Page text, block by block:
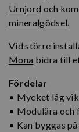
Urnjord och
mineralgödsel
Vid större
Mona bidra till
Fördelar
• Mycket låg
• Modulära och
• Kan byggas